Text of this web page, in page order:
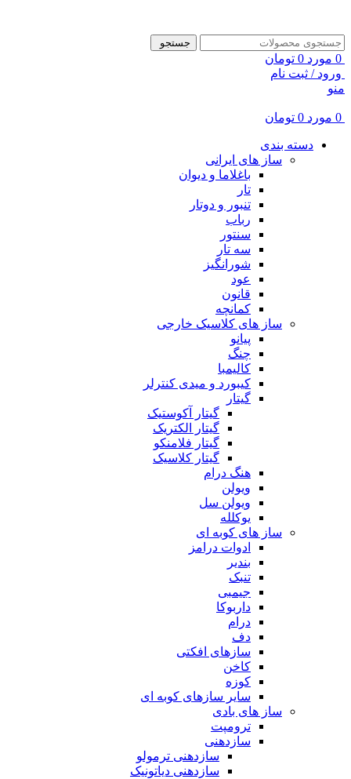
جستجو
0 مورد 0 تومان
ورود / ثبت نام
منو
0 مورد 0 تومان
دسته بندی
ساز های ایرانی
باغلاما و دیوان
تار
تنبور و دوتار
رباب
سنتور
سه تار
شورانگیز
عود
قانون
کمانچه
ساز های کلاسیک خارجی
پیانو
چنگ
کالیمبا
کیبورد و میدی کنترلر
گیتار
گیتار آکوستیک
گیتار الکتریک
گیتار فلامنکو
گیتار کلاسیک
هنگ درام
ویولن
ویولن سل
یوکلله
ساز های کوبه ای
ادوات درامز
بندیر
تنبک
جیمبی
داربوکا
درام
دف
سازهای افکتی
کاخن
کوزه
سایر سازهای کوبه ای
ساز های بادی
ترومپت
سازدهنی
سازدهنی ترمولو
سازدهنی دیاتونیک